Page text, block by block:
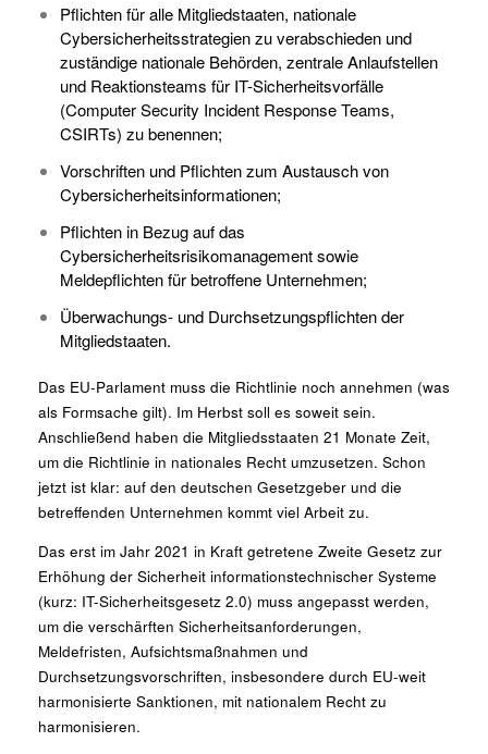
Pflichten für alle Mitgliedstaaten, nationale
Cybersicherheitsstrategien zu verabschieden und
zuständige nationale Behörden, zentrale Anlaufstellen
und Reaktionsteams für IT-Sicherheitsvorfälle
(Computer Security Incident Response Teams,
CSIRTs) zu benennen;
Vorschriften und Pflichten zum Austausch von
Cybersicherheitsinformationen;
Pflichten in Bezug auf das
Cybersicherheitsrisikomanagement sowie
Meldepflichten für betroffene Unternehmen;
Überwachungs- und Durchsetzungspflichten der
Mitgliedstaaten.
Das EU-Parlament muss die Richtlinie noch annehmen (was
als Formsache gilt). Im Herbst soll es soweit sein.
Anschließend haben die Mitgliedsstaaten 21 Monate Zeit,
um die Richtlinie in nationales Recht umzusetzen. Schon
jetzt ist klar: auf den deutschen Gesetzgeber und die
betreffenden Unternehmen kommt viel Arbeit zu.
Das erst im Jahr 2021 in Kraft getretene Zweite Gesetz zur
Erhöhung der Sicherheit informationstechnischer Systeme
(kurz: IT-Sicherheitsgesetz 2.0) muss angepasst werden,
um die verschärften Sicherheitsanforderungen,
Meldefristen, Aufsichtsmaßnahmen und
Durchsetzungsvorschriften, insbesondere durch EU-weit
harmonisierte Sanktionen, mit nationalem Recht zu
harmonisieren.